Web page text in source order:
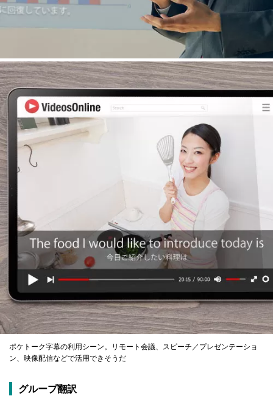
ポケトーク字幕の利用シーン。リモート会議、スピーチ／プレゼンテーショ
ン、映像配信などで活用できそうだ
グループ翻訳